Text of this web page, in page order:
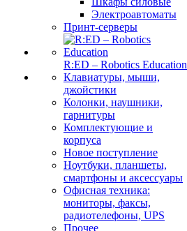
Электроавтоматы
Принт-серверы
R:ED – Robotics Education
Клавиатуры, мыши,
джойстики
Колонки, наушники,
гарнитуры
Комплектующие и
корпуса
Новое поступление
Ноутбуки, планшеты,
смартфоны и аксессуары
Офисная техника:
мониторы, факсы,
радиотелефоны, UPS
Прочее